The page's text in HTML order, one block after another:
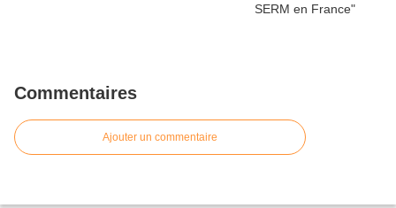
Commentaires
Ajouter un commentaire